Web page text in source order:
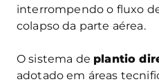
interrompendo o fluxo
colapso da parte aérea.
O sistema de plantio
adotado em áreas